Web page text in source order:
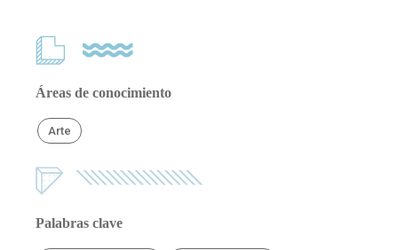
Áreas de conocimiento
Arte
Palabras clave